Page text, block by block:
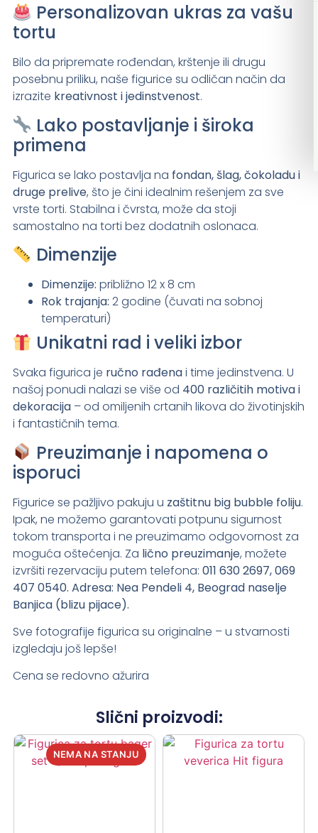
Personalizovan ukras za vašu
tortu
Bilo da pripremate rođendan, krštenje ili drugu
posebnu priliku, naše figurice su odličan način da
izrazite kreativnost i jedinstvenost.
Lako postavljanje i široka
primena
Figurica se lako postavlja na fondan, šlag, čokoladu i
druge prelive, što je čini idealnim rešenjem za sve
vrste torti. Stabilna i čvrsta, može da stoji
samostalno na torti bez dodatnih oslonaca.
Dimenzije
Dimenzije: približno 12 x 8 cm
Rok trajanja: 2 godine (čuvati na sobnoj
temperaturi)
Unikatni rad i veliki izbor
Svaka figurica je ručno rađenai time jedinstvena. U
našoj ponudi nalazi se više od 400 različitih motiva i
dekoracija– od omiljenih crtanih likova do životinjskih
i fantastičnih tema.
Preuzimanje i napomena o
isporuci
Figurice se pažljivo pakuju u zaštitnu big bubble foliju.
Ipak, ne možemo garantovati potpunu sigurnost
tokom transporta i ne preuzimamo odgovornost za
moguća oštećenja. Za lično preuzimanje, možete
izvršiti rezervaciju putem telefona: 011 630 2697, 069
407 0540. Adresa: Nea Pendeli 4, Beograd naselje
Banjica (blizu pijace).
Sve fotografije figurica su originalne – u stvarnosti
izgledaju još lepše!
Cena se redovno ažurira
Slični proizvodi: